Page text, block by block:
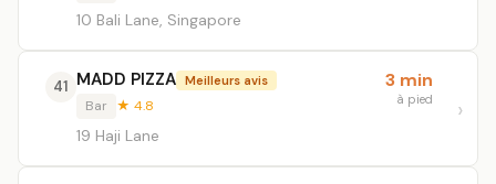
10 Bali Lane, Singapore
41 MADD PIZZA Meilleurs avis
Bar ★ 4.8
19 Haji Lane
3 min
à pied